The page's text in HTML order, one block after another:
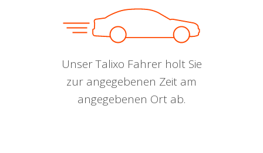
Unser Talixo Fahrer holt Sie
zur angegebenen Zeit am
angegebenen Ort ab.